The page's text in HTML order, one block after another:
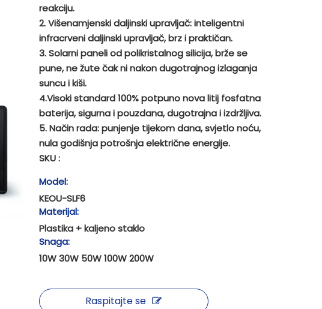
reakciju.
2. Višenamjenski daljinski upravljač: inteligentni
infracrveni daljinski upravljač, brz i praktičan.
3. Solarni paneli od polikristalnog silicija, brže se
pune, ne žute čak ni nakon dugotrajnog izlaganja
suncu i kiši.
4.Visoki standard 100% potpuno nova litij fosfatna
baterija, sigurna i pouzdana, dugotrajna i izdržljiva.
5. Način rada: punjenje tijekom dana, svjetlo noću,
nula godišnja potrošnja električne energije.
SKU :
Model:
KEOU-SLF6
Materijal:
Plastika + kaljeno staklo
Snaga:
10W 30W 50W 100W 200W
Raspitajte se